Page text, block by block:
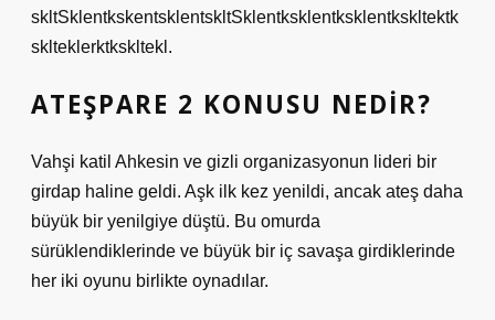
skltSklentkskentsklentskltSklentksklentksklentkskltektk
sklteklerktkskltekl.
ATEŞPARE 2 KONUSU NEDIR?
Vahşi katil Ahkesin ve gizli organizasyonun lideri bir
girdap haline geldi. Aşk ilk kez yenildi, ancak ateş daha
büyük bir yenilgiye düştü. Bu omurda
sürüklendiklerinde ve büyük bir iç savaşa girdiklerinde
her iki oyunu birlikte oynadılar.